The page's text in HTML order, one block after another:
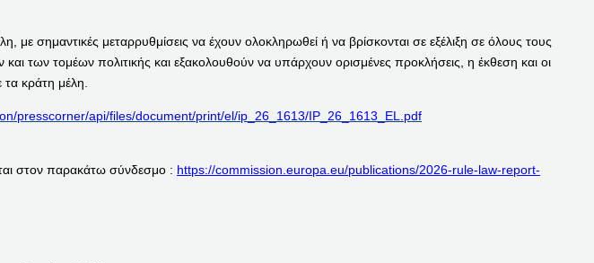
σημαντικές μεταρρυθμίσεις να έχουν ολοκληρωθεί ή να βρίσκονται σε εξέλιξη σε όλους τους
των τομέων πολιτικής και εξακολουθούν να υπάρχουν ορισμένες προκλήσεις, η έκθεση και οι
κράτη μέλη.
presscorner/api/files/document/print/el/ip_26_1613/IP_26_1613_EL.pdf
στον παρακάτω σύνδεσμο : https://commission.europa.eu/publications/2026-rule-law-report-